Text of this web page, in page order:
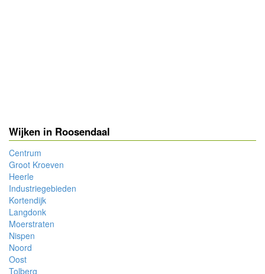
Wijken in Roosendaal
Centrum
Groot Kroeven
Heerle
Industriegebieden
Kortendijk
Langdonk
Moerstraten
Nispen
Noord
Oost
Tolberg